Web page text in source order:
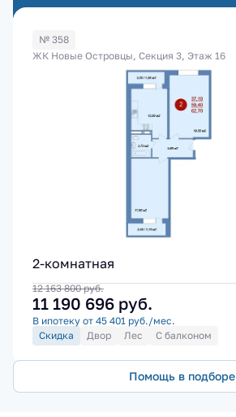
№ 358
ЖК Новые Островцы, Секция 3, Этаж 16
2-комнатная
12 163 800руб.
11 190 696 руб.
В ипотеку от 45 401 руб./мес.
Скидка
Двор Лес С балконом
Помощь в подборе